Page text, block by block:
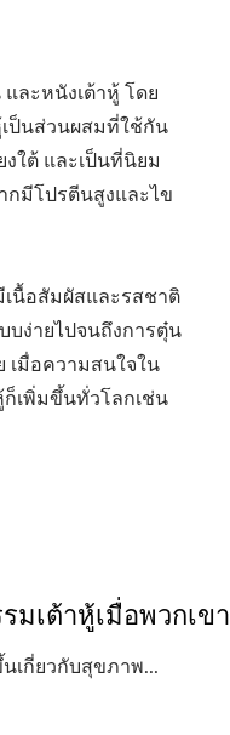
และหนังเต้าหู้ โดย
ป็นส่วนผสมที่ใช้กัน
งใต้ และเป็นที่นิยม
กมีโปรตีนสูงและไข
นื้อสัมผัสและรสชาติ
บง่ายไปจนถึงการตุ๋น
มื่อความสนใจใน
ก็เพิ่มขึ้นทั่วโลกเช่น
เต้าหู้เมื่อพวกเข
เกี่ยวกับสุขภาพ...